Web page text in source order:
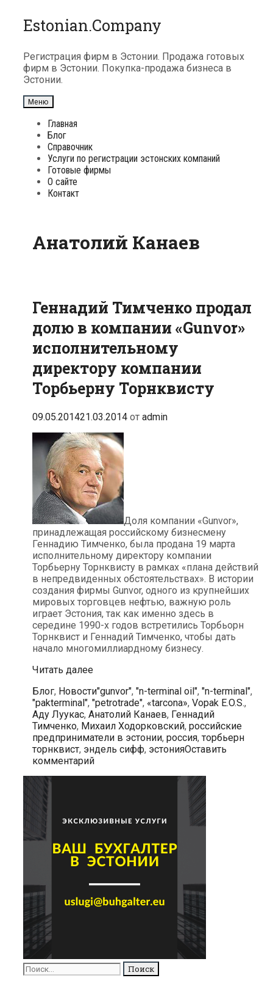
Перейти
к
Estonian.Company
Регистрация фирм в Эстонии. Продажа готовых
фирм в Эстонии. Покупка-продажа бизнеса в
Эстонии.
Меню
Главная
Блог
Справочник
Услуги по регистрации эстонских компаний
Готовые фирмы
О сайте
Контакт
Анатолий Канаев
Геннадий Тимченко продал
долю в компании «Gunvor»
исполнительному
директору компании
Торбьерну Торнквисту
09.05.201421.03.2014 от admin
Доля компании «Gunvor»,
принадлежащая российскому бизнесмену
Геннадию Тимченко, была продана 19 марта
исполнительному директору компании
Торбьерну Торнквисту в рамках «плана действий
в непредвиденных обстоятельствах». В истории
создания фирмы Gunvor, одного из крупнейших
мировых торговцев нефтью, важную роль
играет Эстония, так как именно здесь в
середине 1990-х годов встретились Торбьорн
Торнквист и Геннадий Тимченко, чтобы дать
начало многомиллиардному бизнесу.
Читать далееГеннадий
продал
долю
в
компании
«Gunvor»
исполнительному
директору
компании
Рубрики
Блог, НовостиМетки
"gunvor", "n-terminal oil", "n-terminal",
"pakterminal", "petrotrade", «tarcona», Vopak E.O.S.,
Аду Луукас, Анатолий Канаев, Геннадий
Тимченко, Михаил Ходорковский, российские
предприниматели в эстонии, россия, торбьерн
торнквист, эндель сифф, эстонияОставить
комментарий
Поиск
для: